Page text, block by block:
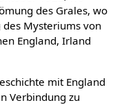
des Grales, wo
des Mysteriums von
England, Irland
mit England
Verbindung zu